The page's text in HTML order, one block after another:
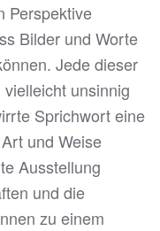
Perspektive
Bilder und Worte
Jede dieser
vielleicht unsinnig
Sprichwort eine
und Weise
Ausstellung
und die
zu einem